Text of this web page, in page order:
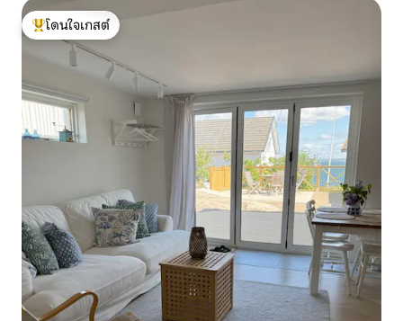
โดนใจเกสต์ที่สุด
โดนใจเกสต์